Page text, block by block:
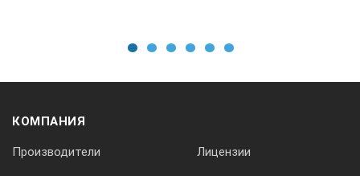
КОМПАНИЯ
Производители Лицензии